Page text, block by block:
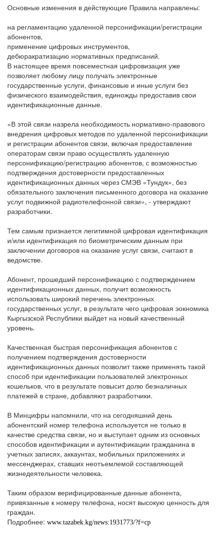
Основные изменения в действующие Правила направлены:
на регламентацию удаленной персонификации/регистрации
абонентов,
применение цифровых инструментов,
дебюракратизацию нормативных предписаний.
В настоящее время повсеместная цифровизация уже
позволяет любому лицу получать электронные
государственные услуги, финансовые и иные услуги без
физического взаимодействия, единожды предоставив свои
идентификационные данные.
«В этой связи назрела необходимость нормативно-правового
внедрения цифровых методов по удаленной персонификации
и регистрации абонентов связи, включая предоставление
операторам связи право осуществлять удаленную
персонификацию/регистрацию абонентов, с возможностью
подтверждения достоверности предоставленных
идентификационных данных через СМЭВ «Тундук», без
обязательного заключения письменного договора на оказание
услуг подвижной радиотелефонной связи», - утверждают
разработчики.
Тем самым признается легитимной цифровая идентификация
и/или идентификация по биометрическим данным при
заключении договоров на оказание услуг связи, считают в
ведомстве.
Абонент, прошедший персонификацию с подтверждением
идентификационных данных, получит возможность
использовать широкий перечень электронных
государственных услуг, в результате чего цифровая эокномика
Кыргызской Республики выйдет на новый качественный
уровень.
Качественная быстрая персонификация абонентов с
получением подтверждения достоверности
идентификационных данных позволит также применять такой
способ при идентификации пользователей электронных
кошельков, что в результате повысит долю безналичных
платежей в стране, добавляют разработчики.
В Минцифры напомнили, что на сегодняшний день
абонентский номер телефона используется не только в
качестве средства связи, но и выступает одним из основных
способов идентификации и аутентификации гражданина в
учетных записях, аккаунтах, мобильных приложениях и
мессенджерах, ставших неотъемлемой составляющей
жизнедеятельности человека.
Таким образом верифицированные данные абонента,
привязанные к номеру телефона, носят высокую ценность для
граждан.
Подробнее: www.tazabek.kg/news:1931773/?f=cp